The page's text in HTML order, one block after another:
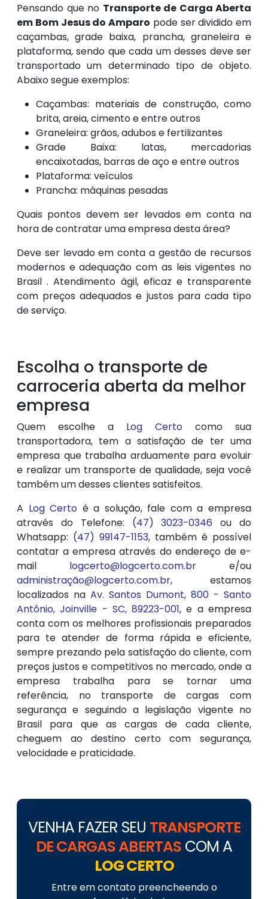
Pensando que no Transporte de Carga Aberta
em Bom Jesus do Amparo pode ser dividido em
caçambas, grade baixa, prancha, graneleira e
plataforma, sendo que cada um desses deve ser
transportado um determinado tipo de objeto.
Abaixo segue exemplos:
Caçambas: materiais de construção, como
brita, areia, cimento e entre outros
Graneleira: grãos, adubos e fertilizantes
Grade Baixa: latas, mercadorias
encaixotadas, barras de aço e entre outros
Plataforma: veículos
Prancha: máquinas pesadas
Quais pontos devem ser levados em conta na
hora de contratar uma empresa desta área?
Deve ser levado em conta a gestão de recursos
modernos e adequação com as leis vigentes no
Brasil . Atendimento ágil, eficaz e transparente
com preços adequados e justos para cada tipo
de serviço.
Escolha o transporte de
carroceria aberta da melhor
empresa
Quem escolhe a Log Certo como sua
transportadora, tem a satisfação de ter uma
empresa que trabalha arduamente para evoluir
e realizar um transporte de qualidade, seja você
também um desses clientes satisfeitos.
A Log Certo é a solução, fale com a empresa
através do Telefone: (47) 3023-0346 ou do
Whatsapp: (47) 99147-1153, também é possível
contatar a empresa através do endereço de e-
mail logcerto@logcerto.com.br e/ou
administração@logcerto.com.br, estamos
localizados na Av. Santos Dumont, 800 - Santo
Antônio, Joinville - SC, 89223-001, e a empresa
conta com os melhores profissionais preparados
para te atender de forma rápida e eficiente,
sempre prezando pela satisfação do cliente, com
preços justos e competitivos no mercado, onde a
empresa trabalha para se tornar uma
referência, no transporte de cargas com
segurança e seguindo a legislação vigente no
Brasil para que as cargas de cada cliente,
cheguem ao destino certo com segurança,
velocidade e praticidade.
VENHA FAZER SEU TRANSPORTE
DE CARGAS ABERTAS COM A
LOG CERTO
Entre em contato preencheendo o